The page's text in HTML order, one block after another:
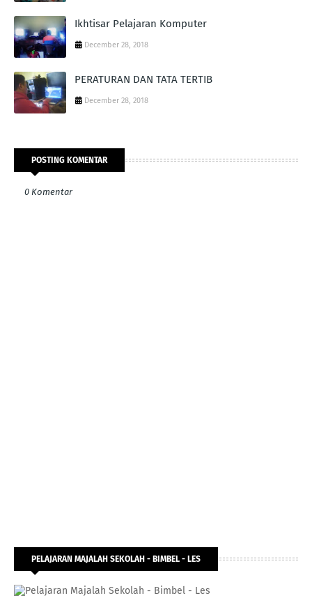
Ikhtisar Pelajaran Komputer
December 28, 2018
PERATURAN DAN TATA TERTIB
December 28, 2018
POSTING KOMENTAR
0 Komentar
PELAJARAN MAJALAH SEKOLAH - BIMBEL - LES